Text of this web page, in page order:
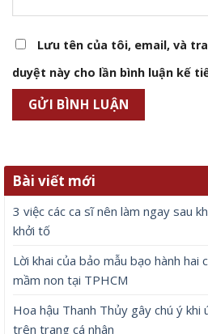
Lưu tên của tôi, email, và
duyệt này cho lần bình luận kế
Bài viết mới
3 việc các ca sĩ nên làm ngay sau
khởi tố
Lời khai của bảo mẫu bạo hành
mầm non tại TPHCM
Hoa hậu Thanh Thủy gây chú ý khi
trên trang cá nhân